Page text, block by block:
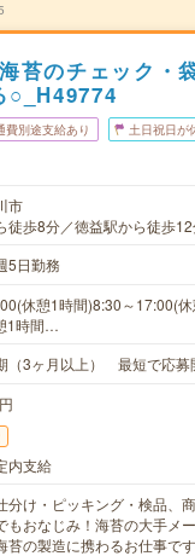
苔のチェック・
○_H49774
費別途支給あり 土日祝日が
市
徒歩8分／徳益駅から徒歩
5日勤務
休憩1時間)8:30～17:00(
1時間…
（3ヶ月以上） 最短で応募
内支給
分け・ピッキング・検品、商
もおなじみ！海苔の大手メ
苔の製造に携わるお仕事で